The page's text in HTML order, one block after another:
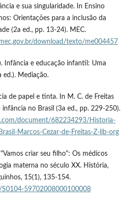
e sua singularidade. In Ensino
Orientações para a inclusão da
(2a ed., pp. 13-24). MEC.
download/texto/me004457
Infância e educação infantil: Uma
ed.). Mediação.
de papel e tinta. In M. C. de Freitas
infância no Brasil (3a ed., pp. 229-250).
document/682234293/Historia-
Marcos-Cezar-de-Freitas-Z-lib-org
criar seu filho": Os médicos
materna no século XX. História,
15(1), 135-154.
59702008000100008